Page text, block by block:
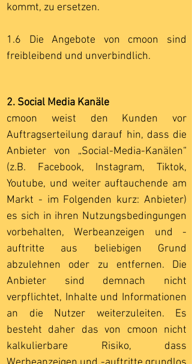
kommt, zu ersetzen.
1.6 Die Angebote von cmoon sind
freibleibend und unverbindlich.
2. Social Media Kanäle
cmoon weist den Kunden vor
Auftragserteilung darauf hin, dass die
Anbieter von „Social-Media-Kanälen“
(z.B. Facebook, Instagram, Tiktok,
Youtube, und weiter auftauchende am
Markt - im Folgenden kurz: Anbieter)
es sich in ihren Nutzungsbedingungen
vorbehalten, Werbeanzeigen und -
auftritte aus beliebigen Grund
abzulehnen oder zu entfernen. Die
Anbieter sind demnach nicht
verpflichtet, Inhalte und Informationen
an die Nutzer weiterzuleiten. Es
besteht daher das von cmoon nicht
kalkulierbare Risiko, dass